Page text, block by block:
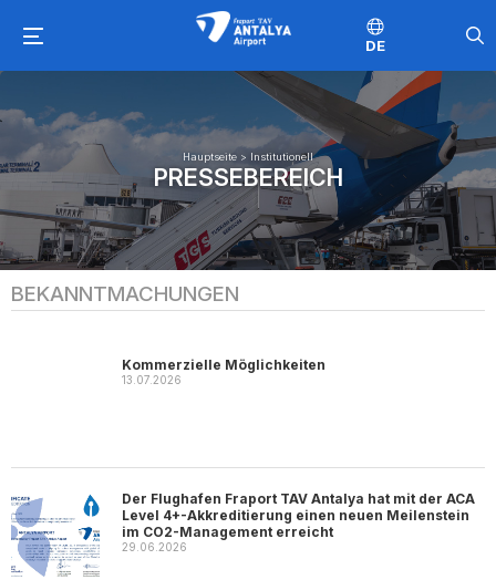
DE
Hauptseite > Institutionell
PRESSEBEREICH
BEKANNTMACHUNGEN
Kommerzielle Möglichkeiten
13.07.2026
Der Flughafen Fraport TAV Antalya hat mit der ACA
Level 4+-Akkreditierung einen neuen Meilenstein
im CO2-Management erreicht
29.06.2026